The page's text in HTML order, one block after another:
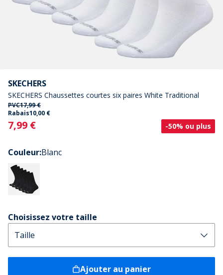
SKECHERS
SKECHERS Chaussettes courtes six paires White Traditional
PVC17,99 €
Rabais10,00 €
Current
7,99 € -50% ou plus
Couleur:Blanc
Choisissez votre taille
Ajouter au panier